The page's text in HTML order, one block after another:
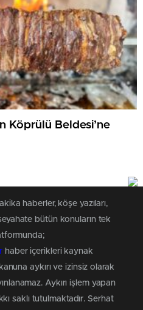
Köprülü Beldesi’ne
haberler, köşe yazıları,
bütün konuların tek
haber içerikleri kaynak
aykırı ve izinsiz olarak
Aykırı işlem yapan
saklı tutulmaktadır. Serhat